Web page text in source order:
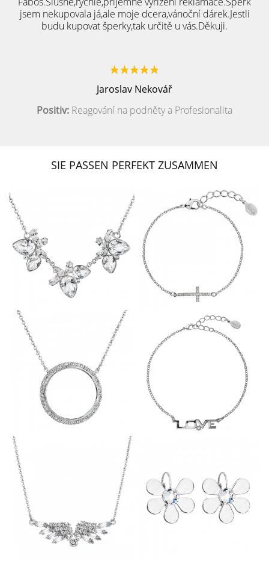
jsem nekupovala já,ale moje dcera,vánoční dárek.Jestli
budu kupovat šperky,tak určitě u vás.Děkuji.
Jaroslav Nekovář
Positiv: Reagování na podněty a Profesionalita
SIE PASSEN PERFEKT ZUSAMMEN